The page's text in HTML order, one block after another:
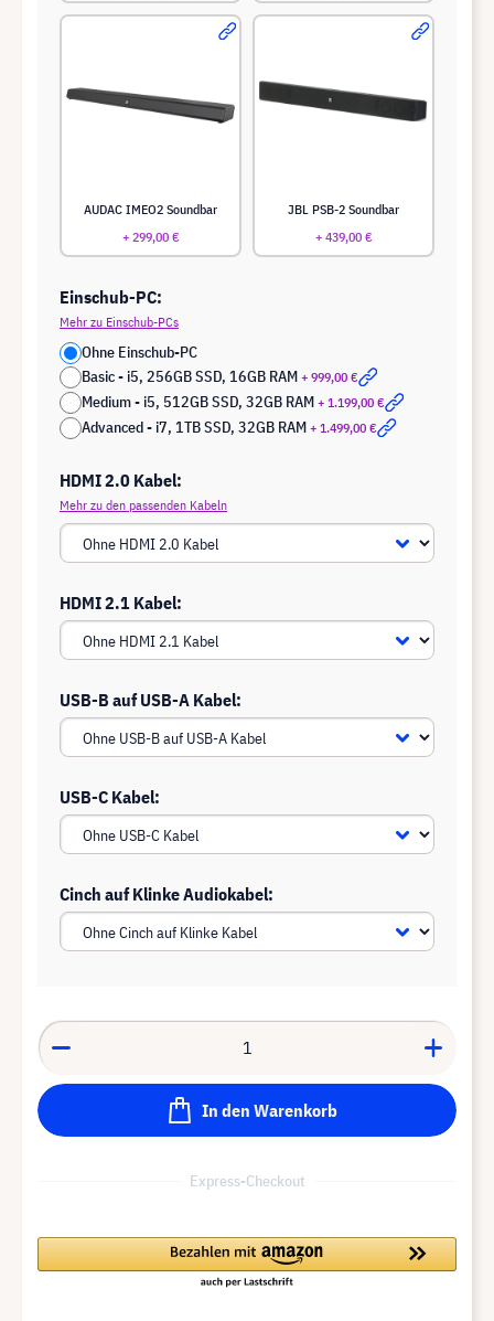
AUDAC IMEO2 Soundbar
+ 299,00 €
JBL PSB-2 Soundbar
+ 439,00 €
Einschub-PC:
Mehr zu Einschub-PCs
Ohne Einschub-PC
Basic - i5, 256GB SSD, 16GB RAM + 999,00 €
Medium - i5, 512GB SSD, 32GB RAM + 1.199,00 €
Advanced - i7, 1TB SSD, 32GB RAM + 1.499,00 €
HDMI 2.0 Kabel:
Mehr zu den passenden Kabeln
HDMI 2.1 Kabel:
USB-B auf USB-A Kabel:
USB-C Kabel:
Cinch auf Klinke Audiokabel:
In den Warenkorb
Express-Checkout